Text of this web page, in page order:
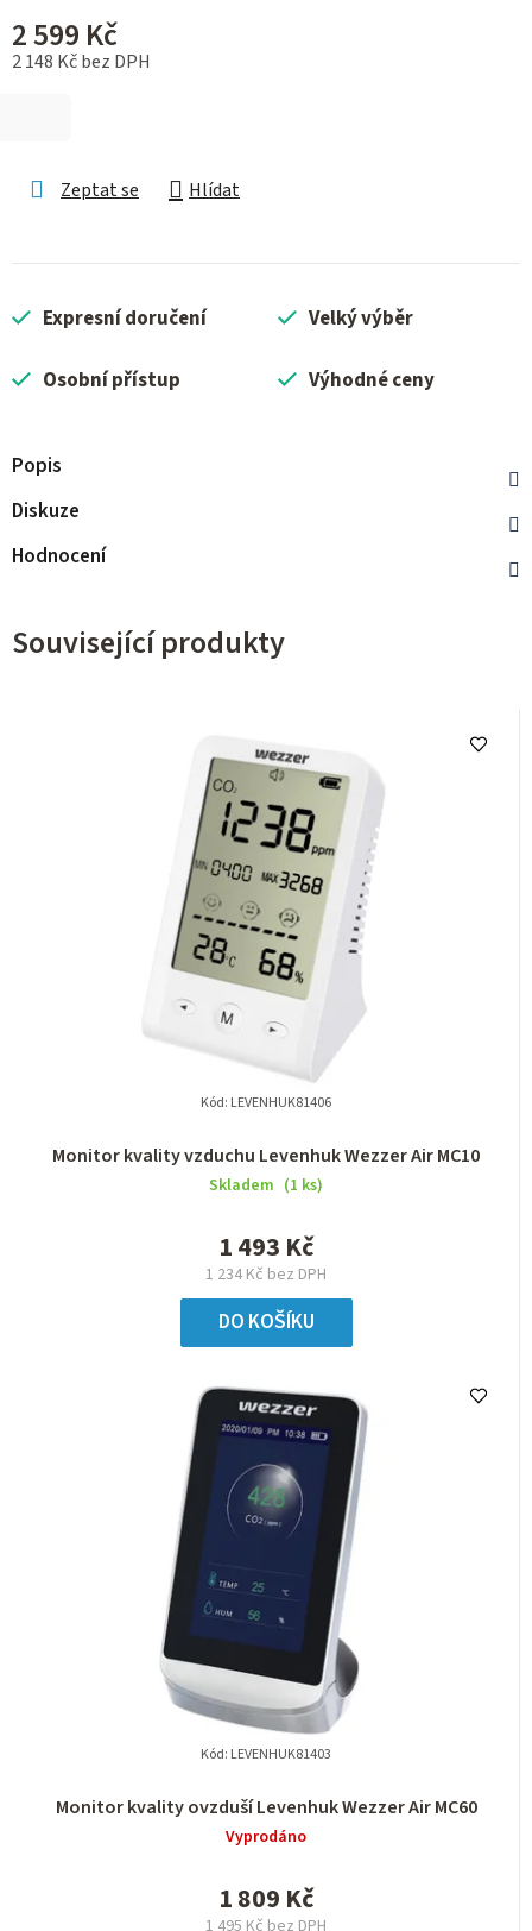
2 599 Kč
2 148 Kč bez DPH
Zeptat se Hlídat
Expresní doručení Velký výběr
Osobní přístup Výhodné ceny
Popis
Diskuze
Hodnocení
Související produkty
Monitor kvality vzduchu Levenhuk Wezzer Air MC10
Skladem (1 ks)
1 234 Kč bez DPH
1 493 Kč
DO KOŠÍKU
Kód: LEVENHUK81406
Monitor kvality ovzduší Levenhuk Wezzer Air MC60
Vyprodáno
1 495 Kč bez DPH
1 809 Kč
Kód: LEVENHUK81403